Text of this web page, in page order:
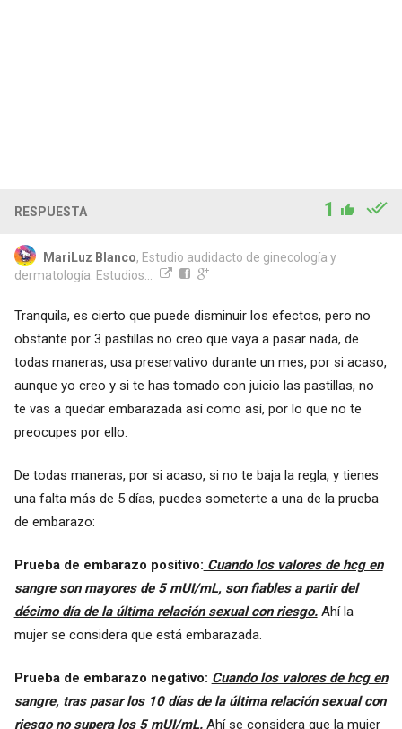
RESPUESTA 1
MariLuz Blanco, Estudio audidacto de ginecología y
dermatología. Estudios...
Tranquila, es cierto que puede disminuir los efectos, pero no
obstante por 3 pastillas no creo que vaya a pasar nada, de
todas maneras, usa preservativo durante un mes, por si acaso,
aunque yo creo y si te has tomado con juicio las pastillas, no
te vas a quedar embarazada así como así, por lo que no te
preocupes por ello.
De todas maneras, por si acaso, si no te baja la regla, y tienes
una falta más de 5 días, puedes someterte a una de la prueba
de embarazo:
Prueba de embarazo positivo: Cuando los valores de hcg en
sangre son mayores de 5 mUI/mL, son fiables a partir del
décimo día de la última relación sexual con riesgo.Ahí la
mujer se considera que está embarazada.
Prueba de embarazo negativo: Cuando los valores de hcg en
sangre, tras pasar los 10 días de la última relación sexual con
riesgo no supera los 5 mUI/mL.Ahí se considera que la mujer